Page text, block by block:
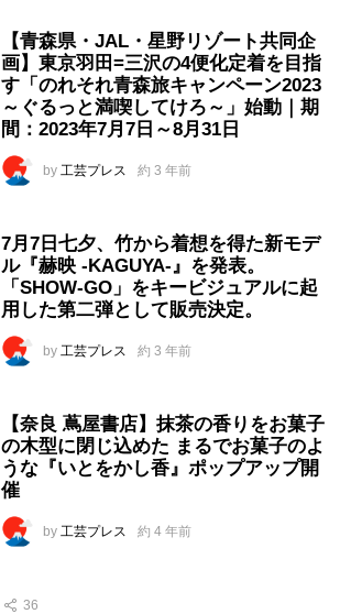
【青森県・JAL・星野リゾート共同企
画】東京羽田=三沢の4便化定着を目指
す「のれそれ青森旅キャンペーン2023
～ぐるっと満喫してけろ～」始動｜期
間：2023年7月7日～8月31日
by 工芸プレス 約 3 年前
7月7日七夕、竹から着想を得た新モデ
ル『赫映 -KAGUYA-』を発表。
「SHOW-GO」をキービジュアルに起
用した第二弾として販売決定。
by 工芸プレス 約 3 年前
【奈良 蔦屋書店】抹茶の香りをお菓子
の木型に閉じ込めた まるでお菓子のよ
うな『いとをかし香』ポップアップ開
催
by 工芸プレス 約 4 年前
36